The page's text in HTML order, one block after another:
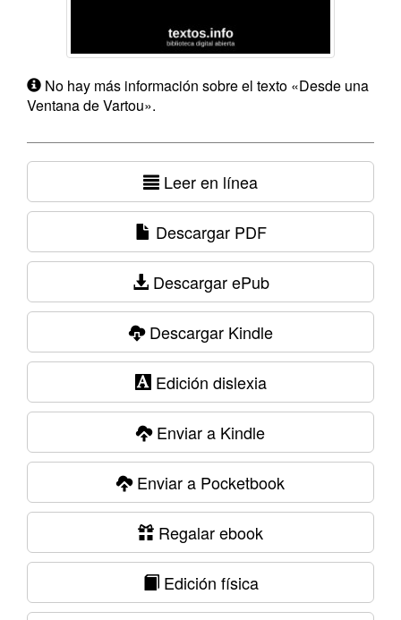
No hay más información sobre el texto «Desde una
Ventana de Vartou».
Leer en línea
Descargar PDF
Descargar ePub
Descargar Kindle
Edición dislexia
Enviar a Kindle
Enviar a Pocketbook
Regalar ebook
Edición física